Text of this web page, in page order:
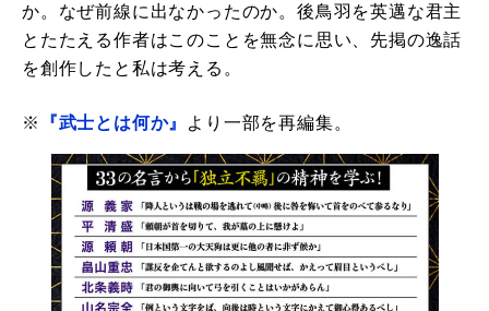
か。なぜ前線に出なかったのか。後鳥羽を英邁な君主
とたたえる作者はこのことを無念に思い、先掲の逸話
を創作したと私は考える。
※ 『武士とは何か』 より一部を再編集。